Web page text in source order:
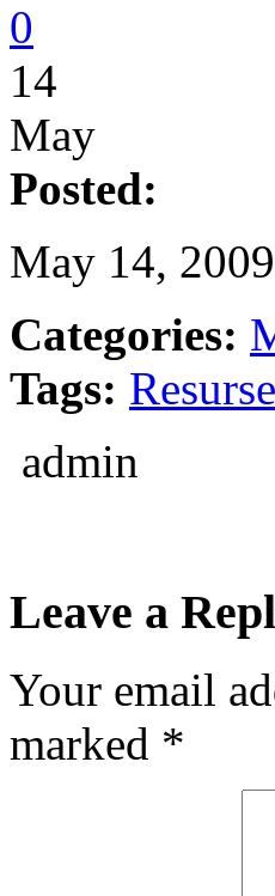
0
14
May
Posted:
May 14,
Categories:
Tags: Resurse
admin
Leave a
Your email
marked *